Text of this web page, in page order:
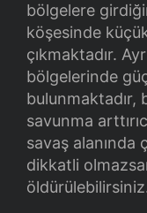
bölgelere
köşesinde
çıkmaktadır.
bölgelerinde
bulunmaktadır,
savunma
savaş alanında
dikkatli